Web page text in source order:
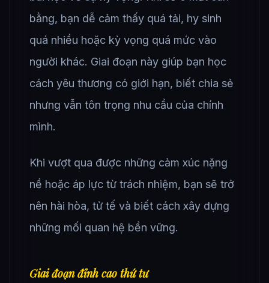
bằng, bạn dễ cảm thấy quá tải, hy sinh
quá nhiều hoặc kỳ vọng quá mức vào
người khác. Giai đoạn này giúp bạn học
cách yêu thương có giới hạn, biết chia sẻ
nhưng vẫn tôn trọng nhu cầu của chính
mình.
Khi vượt qua được những cảm xúc nặng
nề hoặc áp lực từ trách nhiệm, bạn sẽ trở
nên hài hòa, tử tế và biết cách xây dựng
những mối quan hệ bền vững.
Giai đoạn đỉnh cao thứ tư